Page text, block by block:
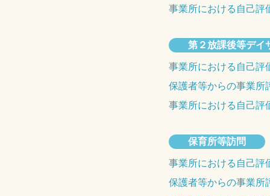
事業所における自己評
第２放課後等デイ
事業所における自己評
保護者等からの事業所
事業所における自己評
保育所等訪問
事業所における自己評
保護者等からの事業所